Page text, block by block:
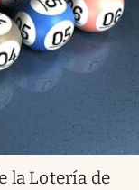
la Lotería de